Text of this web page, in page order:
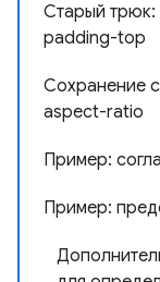
Старый
padding-top
Сохранение
aspect-ratio
Пример:
Пример: